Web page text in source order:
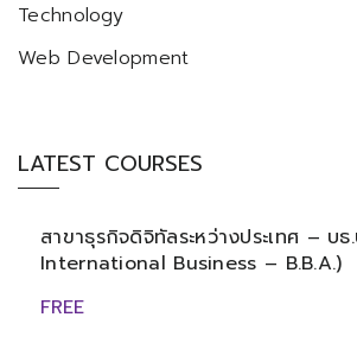
Technology
Web Development
LATEST COURSES
สาขาธุรกิจดิจิทัลระหว่างประเทศ – บ
International Business – B.B.A.)
FREE